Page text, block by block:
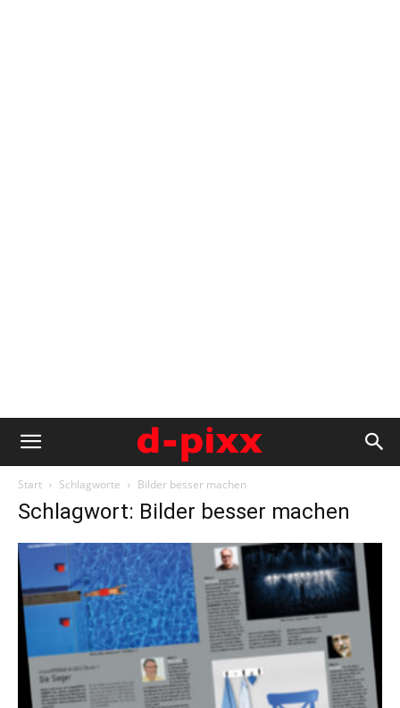
Start Schlagworte Bilder besser machen
Schlagwort: Bilder besser machen